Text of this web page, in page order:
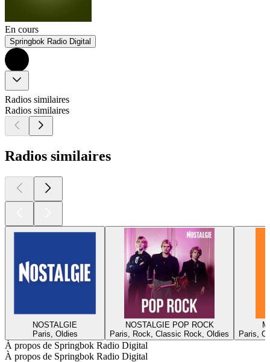
En cours
Springbok Radio Digital
Radios similaires
Radios similaires
Radios similaires
NOSTALGIE
Paris, Oldies
NOSTALGIE POP ROCK
Paris, Rock, Classic Rock, Oldies
Paris,
À propos de Springbok Radio Digital
À propos de Springbok Radio Digital